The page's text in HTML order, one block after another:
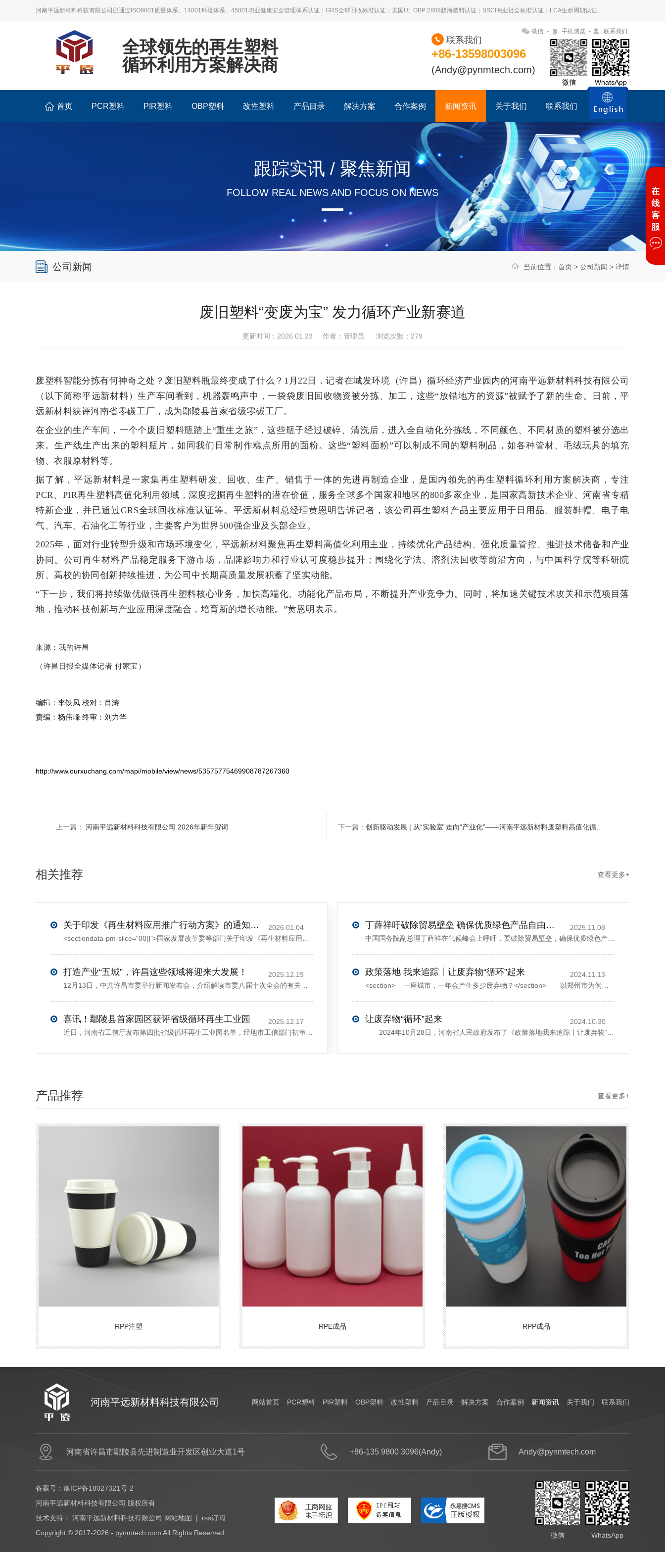
河南平远新材料科技有限公司已通过ISO9001质量体系、14001环境体系、45001职业健康安全管理体系认证；GRS全球回收标准认证；美国UL OBP 2809趋海塑料认证；BSCI商业社会标准认证；LCA生命周期认证。
微信 - 手机浏览 - 联系我们
全球领先的再生塑料
循环利用方案解决商
+86-13598003096
(Andy@pynmtech.com)
联系我们
微信 WhatsApp
首页 PCR塑料 PIR塑料 OBP塑料 改性塑料 产品目录 解决方案 合作案例 新闻资讯 关于我们 联系我们
跟踪实讯 / 聚焦新闻
FOLLOW REAL NEWS AND FOCUS ON NEWS
公司新闻 当前位置： 首页 > 公司新闻 > 详情
废旧塑料“变废为宝” 发力循环产业新赛道
更新时间：2026.01.23 作者：管理员 浏览次数： 279
废塑料智能分拣有何神奇之处？废旧塑料瓶最终变成了什么？1月22日，记者在城发环境（许昌）循环经济产业园内的河南平远新材料科技有限公司
（以下简称平远新材料）生产车间看到，机器轰鸣声中，一袋袋废旧回收物资被分拣、加工，这些“放错地方的资源”被赋予了新的生命。日前，平
远新材料获评河南省零碳工厂，成为鄢陵县首家省级零碳工厂。
在企业的生产车间，一个个废旧塑料瓶踏上“重生之旅”，这些瓶子经过破碎、清洗后，进入全自动化分拣线，不同颜色、不同材质的塑料被分选出
来。生产线生产出来的塑料瓶片，如同我们日常制作糕点所用的面粉。这些“塑料面粉”可以制成不同的塑料制品，如各种管材、毛绒玩具的填充
物、衣服原材料等。
据了解，平远新材料是一家集再生塑料研发、回收、生产、销售于一体的先进再制造企业，是国内领先的再生塑料循环利用方案解决商，专注
PCR、PIR再生塑料高值化利用领域，深度挖掘再生塑料的潜在价值，服务全球多个国家和地区的800多家企业，是国家高新技术企业、河南省专精
特新企业，并已通过GRS全球回收标准认证等。平远新材料总经理黄恩明告诉记者，该公司再生塑料产品主要应用于日用品、服装鞋帽、电子电
气、汽车、石油化工等行业，主要客户为世界500强企业及头部企业。
2025年，面对行业转型升级和市场环境变化，平远新材料聚焦再生塑料高值化利用主业，持续优化产品结构、强化质量管控、推进技术储备和产业
协同。公司再生材料产品稳定服务下游市场，品牌影响力和行业认可度稳步提升；围绕化学法、溶剂法回收等前沿方向，与中国科学院等科研院
所、高校的协同创新持续推进，为公司中长期高质量发展积蓄了坚实动能。
“下一步，我们将持续做优做强再生塑料核心业务，加快高端化、功能化产品布局，不断提升产业竞争力。同时，将加速关键技术攻关和示范项目落
地，推动科技创新与产业应用深度融合，培育新的增长动能。”黄恩明表示。
来源：我的许昌
（许昌日报全媒体记者 付家宝）
编辑：李铁凤 校对：肖涛
责编：杨伟峰 终审：刘力华
http://www.ourxuchang.com/mapi/mobile/view/news/53575775469908787267360
上一篇： 河南平远新材料科技有限公司 2026年新年贺词 下一篇：创新驱动发展 | 从“实验室”走向“产业化”——河南平远新材料废塑料高值化循环利用中试平台加速关键材料产业化
相关推荐 查看更多+
关于印发《再生材料应用推广行动方案》的通知(发改环资〔2025〕1681号)
2026.01.04
打造产业“五城”，许昌这些领域将迎来大发展！
2025.12.19
喜讯！鄢陵县首家园区获评省级循环再生工业园
2025.12.17
丁薛祥吁破除贸易壁垒 确保优质绿色产品自由流通
2025.11.08
政策落地 我来追踪丨让废弃物“循环”起来
2024.11.13
让废弃物“循环”起来
2024.10.30
产品推荐 查看更多+
RPP注塑 RPE成品 RPP成品
河南平远新材料科技有限公司 网站首页 PCR塑料 PIR塑料 OBP塑料 改性塑料 产品目录 解决方案 合作案例 新闻资讯 关于我们 联系我们
河南省许昌市鄢陵县先进制造业开发区创业大道1号 +86-135 9800 3096(Andy) Andy@pynmtech.com
备案号： 豫ICP备18027321号-2
河南平远新材料科技有限公司 版权所有
技术支持： 河南平远新材料科技有限公司 网站地图 | rss订阅
Copyright © 2017-2026 - pynmtech.com All Rights Reserved
WhatsApp
微信